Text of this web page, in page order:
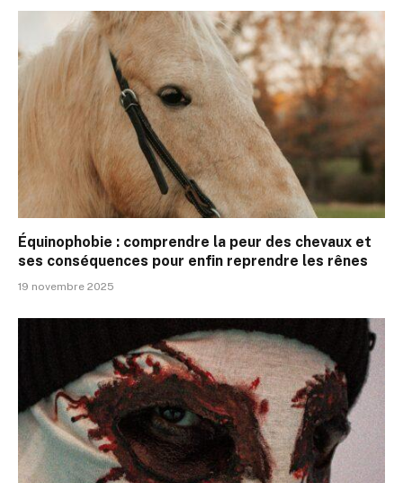
Équinophobie : comprendre la peur des chevaux et
ses conséquences pour enfin reprendre les rênes
19 novembre 2025